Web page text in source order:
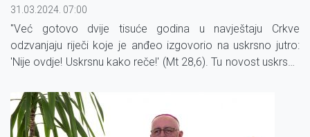
31.03.2024. 07:00
"Već gotovo dvije tisuće godina u navještaju Crkve
odzvanjaju riječi koje je anđeo izgovorio na uskrsno jutro:
'Nije ovdje! Uskrsnu kako reče!' (Mt 28,6). Tu novost uskrsne